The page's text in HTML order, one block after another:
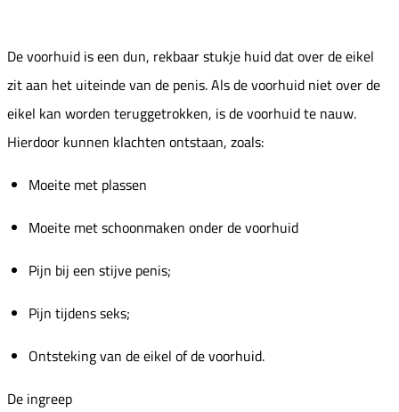
De voorhuid is een dun, rekbaar stukje huid dat over de eikel
zit aan het uiteinde van de penis. Als de voorhuid niet over de
eikel kan worden teruggetrokken, is de voorhuid te nauw.
Hierdoor kunnen klachten ontstaan, zoals:
Moeite met plassen
Moeite met schoonmaken onder de voorhuid
Pijn bij een stijve penis;
Pijn tijdens seks;
Ontsteking van de eikel of de voorhuid.
De ingreep